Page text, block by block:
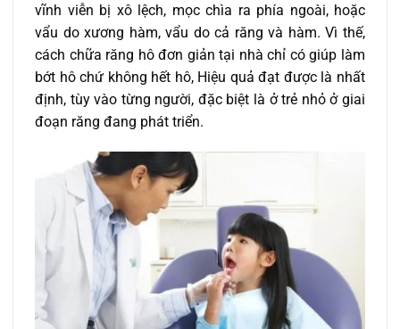
vĩnh viễn bị xô lệch, mọc chìa ra phía ngoài, hoặc
vẩu do xương hàm, vẩu do cả răng và hàm. Vì thế,
cách chữa răng hô đơn giản tại nhà chỉ có giúp làm
bớt hô chứ không hết hô, Hiệu quả đạt được là nhất
định, tùy vào từng người, đặc biệt là ở trẻ nhỏ ở giai
đoạn răng đang phát triển.